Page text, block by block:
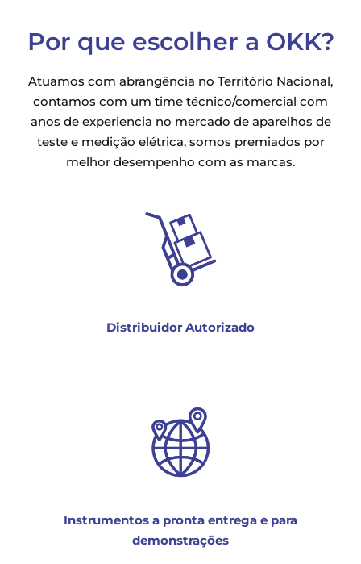
Por que escolher a OKK?
Atuamos com abrangência no Território Nacional,
contamos com um time técnico/comercial com
anos de experiencia no mercado de aparelhos de
teste e medição elétrica, somos premiados por
melhor desempenho com as marcas.
Distribuidor Autorizado
Instrumentos a pronta entrega e para
demonstrações